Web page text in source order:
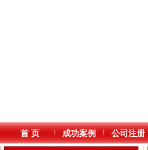
首 页 成功案例 公司注册